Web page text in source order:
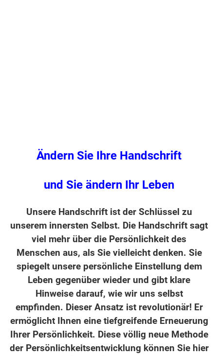
Ändern Sie Ihre Handschrift
und Sie ändern Ihr Leben
Unsere Handschrift ist der Schlüssel zu
unserem innersten Selbst. Die Handschrift sagt
viel mehr über die Persönlichkeit des
Menschen aus, als Sie vielleicht denken. Sie
spiegelt unsere persönliche Einstellung dem
Leben gegenüber wieder und gibt klare
Hinweise darauf, wie wir uns selbst
empfinden. Dieser Ansatz ist revolutionär! Er
ermöglicht Ihnen eine tiefgreifende Erneuerung
Ihrer Persönlichkeit. Diese völlig neue Methode
der Persönlichkeitsentwicklung können Sie hier